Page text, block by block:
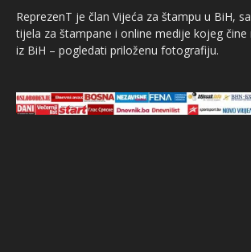
ReprezenT je član Vijeća za štampu u BiH,
tijela za štampane i online medije kojeg
iz BiH – pogledati priloženu fotografiju.